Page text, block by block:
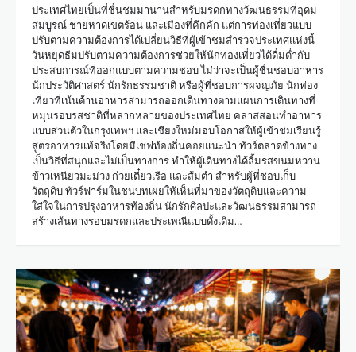
ประเทศไทยเป็นที่ชื่นชมมานานสำหรับมรดกทางวัฒนธรรมที่อุดม
สมบูรณ์ ชายหาดเขตร้อน และเมืองที่คึกคัก แต่การท่องเที่ยวแบบ
ปรับตามความต้องการได้เปลี่ยนวิธีที่ผู้เข้าชมสำรวจประเทศแห่งนี้
วันหยุดธีมปรับตามความต้องการช่วยให้นักท่องเที่ยวได้ดื่มด่ำกับ
ประสบการณ์ที่ออกแบบตามความชอบ ไม่ว่าจะเป็นผู้ชื่นชอบอาหาร
นักประวัติศาสตร์ นักรักธรรมชาติ หรือผู้ที่ชอบการผจญภัย นักท่อง
เที่ยวที่เน้นด้านอาหารสามารถออกเดินทางตามแผนการเดินทางที่
หมุนรอบรสชาติที่หลากหลายของประเทศไทย คลาสสอนทำอาหาร
แบบส่วนตัวในกรุงเทพฯ และเชียงใหม่มอบโอกาสให้ผู้เข้าชมเรียนรู้
สูตรอาหารแท้จริงโดยมีเชฟท้องถิ่นคอยแนะนำ ทัวร์ตลาดข้างทาง
เป็นวิธีที่สนุกและไม่เป็นทางการ ทำให้ผู้เดินทางได้ลิ้มรสขนมหวาน
ข้าวเหนียวมะม่วง ก๋วยเตี๋ยวเรือ และส้มตำ สำหรับผู้ที่ชอบเก็บ
วัตถุดิบ ทัวร์ฟาร์มในชนบทเผยให้เห็นที่มาของวัตถุดิบและความ
ใส่ใจในการปรุงอาหารท้องถิ่น นักรักศิลปะและวัฒนธรรมสามารถ
สร้างเส้นทางรอบมรดกและประเพณีแบบดั้งเดิม…